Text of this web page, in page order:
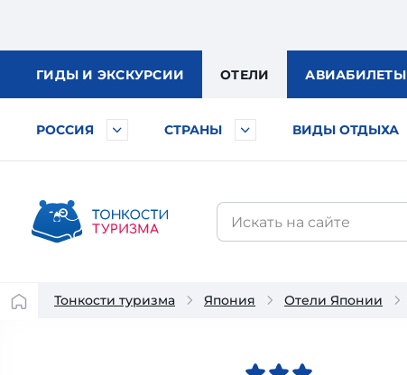
ГИДЫ И ЭКСКУРСИИ ОТЕЛИ АВИАБИЛЕТЫ
РОССИЯ СТРАНЫ ВИДЫ ОТДЫХА
Тонкости туризма Япония Отели Японии